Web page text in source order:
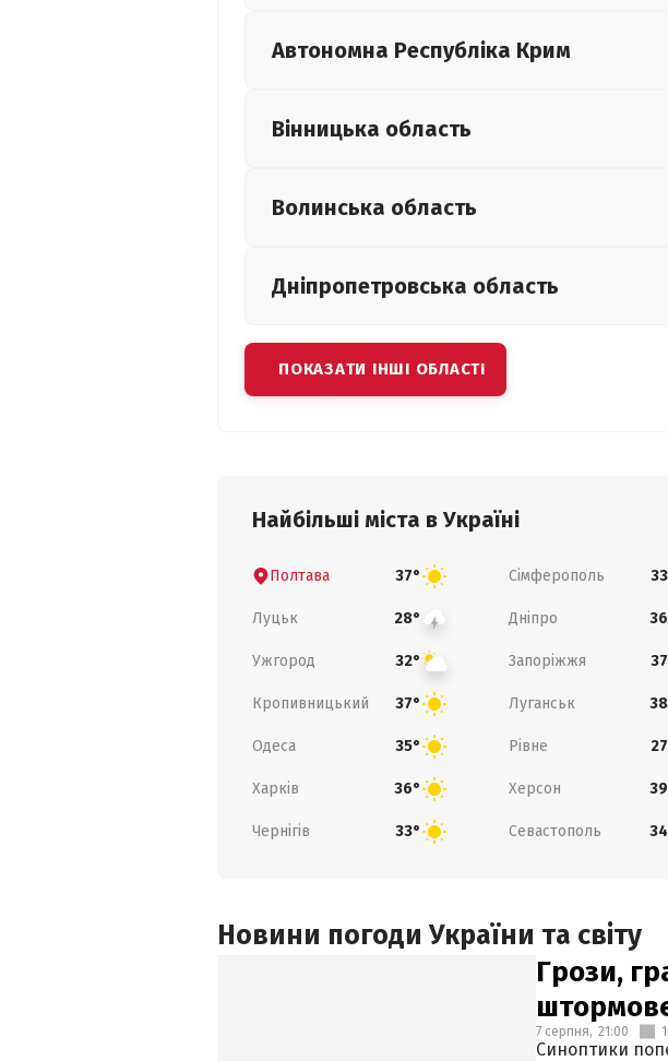
Автономна Республіка Крим
Вінницька область
Волинська область
Дніпропетровська область
ПОКАЗАТИ ІНШІ ОБЛАСТІ
Найбільші міста в Україні
Полтава 37° Сімферополь
Луцьк 28° Дніпро
Ужгород 32° Запоріжжя
Кропивницький 37° Луганськ
Одеса 35° Рівне
Харків 36° Херсон
Чернігів 33° Севастополь
Новини погоди України та світу
Грози,
7 серпня, 21:00
Синоптики